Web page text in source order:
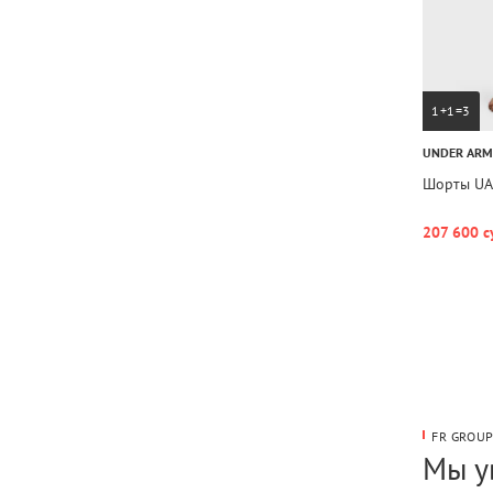
1+1=3
UNDER
Шорты
207 600
FR
Мы